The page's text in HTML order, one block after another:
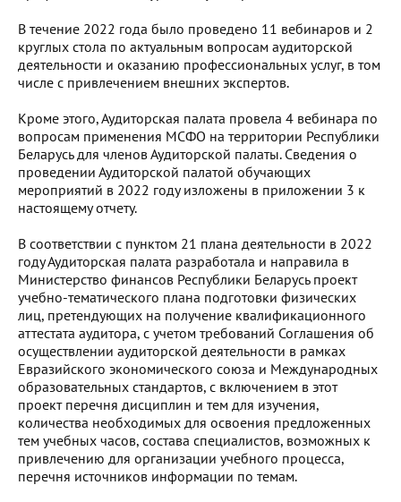
В течение 2022 года было проведено 11 вебинаров и 2
круглых стола по актуальным вопросам аудиторской
деятельности и оказанию профессиональных услуг, в том
числе с привлечением внешних экспертов.
Кроме этого, Аудиторская палата провела 4 вебинара по
вопросам применения МСФО на территории Республики
Беларусь для членов Аудиторской палаты. Сведения о
проведении Аудиторской палатой обучающих
мероприятий в 2022 году изложены в приложении 3 к
настоящему отчету.
В соответствии с пунктом 21 плана деятельности в 2022
году Аудиторская палата разработала и направила в
Министерство финансов Республики Беларусь проект
учебно-тематического плана подготовки физических
лиц, претендующих на получение квалификационного
аттестата аудитора, с учетом требований Соглашения об
осуществлении аудиторской деятельности в рамках
Евразийского экономического союза и Международных
образовательных стандартов, с включением в этот
проект перечня дисциплин и тем для изучения,
количества необходимых для освоения предложенных
тем учебных часов, состава специалистов, возможных к
привлечению для организации учебного процесса,
перечня источников информации по темам.